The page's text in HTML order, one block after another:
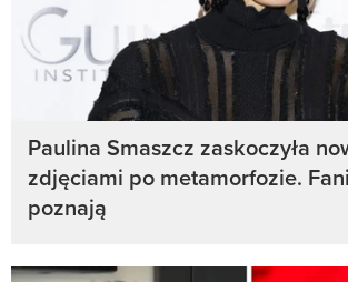
Paulina Smaszcz zaskoczyła
zdjęciami po metamorfozie.
poznają